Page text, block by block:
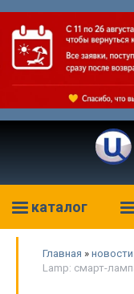
каталог
Главная » новости
Lamp: смарт-